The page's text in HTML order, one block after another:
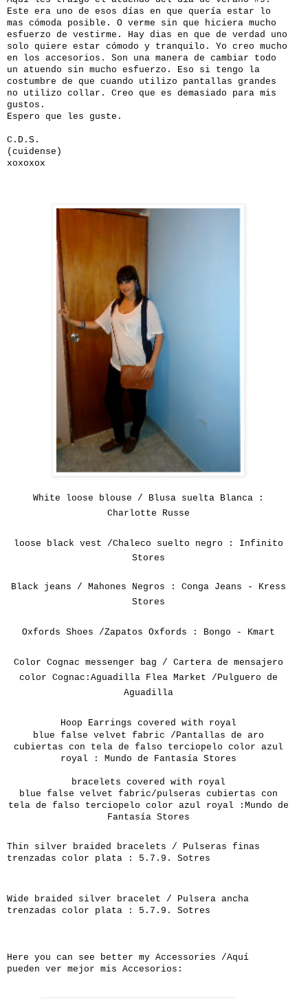
Este era uno de esos días en que quería estar lo
mas cómoda posible. O verme sin que hiciera mucho
esfuerzo de vestirme. Hay dias en que de verdad uno
solo quiere estar cómodo y tranquilo. Yo creo mucho
en los accesorios. Son una manera de cambiar todo
un atuendo sin mucho esfuerzo. Eso si tengo la
costumbre de que cuando utilizo pantallas grandes
no utilizo collar. Creo que es demasiado para mis
gustos.
Espero que les guste.
C.D.S.
(cuidense)
xoxoxox
White loose blouse / Blusa suelta Blanca :
Charlotte Russe
loose black vest /Chaleco suelto negro : Infinito
Stores
Black jeans / Mahones Negros : Conga Jeans - Kress
Stores
Oxfords Shoes /Zapatos Oxfords : Bongo - Kmart
Color Cognac messenger bag / Cartera de mensajero
color Cognac:Aguadilla Flea Market /Pulguero de
Aguadilla
Hoop Earrings covered with
royal
blue false velvet fabric /Pantallas de aro
cubiertas con tela de falso terciopelo color azul
royal : Mundo de Fantasía Stores
bracelets covered with
royal
blue false velvet fabric/pulseras cubiertas con
tela de falso terciopelo color azul royal : Mundo de
Fantasía Stores
Thin silver braided bracelets /
Pulseras finas
trenzadas color plata : 5.7.9. Sotres
Wide braided silver bracelet /
Pulsera ancha
trenzadas color plata : 5.7.9. Sotres
Here you can see better my Accessories /Aquí
pueden ver mejor mis Accesorios: